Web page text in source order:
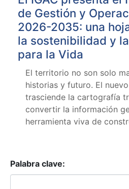
de Gestión y
2026-2035: una
la sostenibilidad y
para la Vida
El territorio no son solo
historias y futuro. El
trasciende la cartografía
convertir la información
herramienta viva de
Palabra clave: